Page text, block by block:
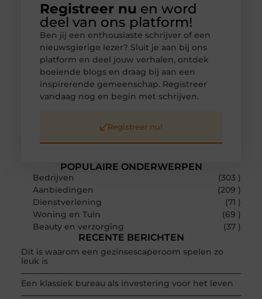
POPULAIRE ONDERWERPEN
Bedrijven
(303 )
Aanbiedingen
(209 )
Dienstverlening
(71 )
Woning en Tuin
(69 )
Beauty en verzorging
(37 )
RECENTE BERICHTEN
Dit is waarom een gezinsescaperoom spelen zo
leuk is
Een klassiek bureau als investering voor het leven
Registreer nu en word
deel van ons platform!
Ben jij een enthousiaste schrijver of een
nieuwsgierige lezer? Sluit je aan bij ons
platform en deel jouw verhalen, ontdek
boeiende blogs en draag bij aan een
inspirerende gemeenschap. Registreer
vandaag nog en begin met schrijven.
Registreer nu!